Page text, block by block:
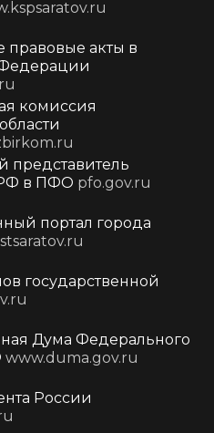
правовые акты в
комиссия
представитель
в ПФО pfo.gov.ru
портал города
государственной
Дума Федерального
www.duma.gov.ru
России